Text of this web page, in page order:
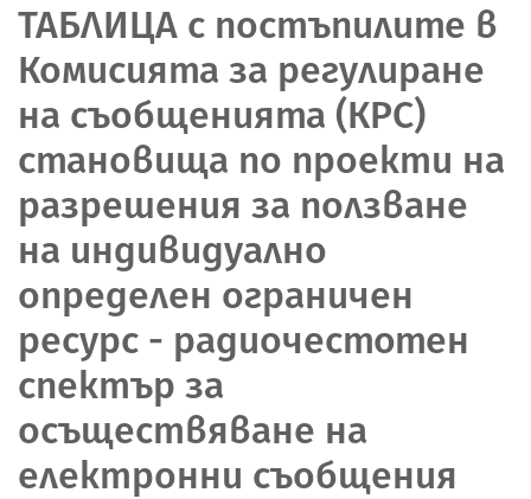
ТАБЛИЦА с постъпилите в
Комисията за регулиране
на съобщенията (КРС)
становища по проекти на
разрешения за ползване
на индивидуално
определен ограничен
ресурс - радиочестотен
спектър за
осъществяване на
електронни съобщения